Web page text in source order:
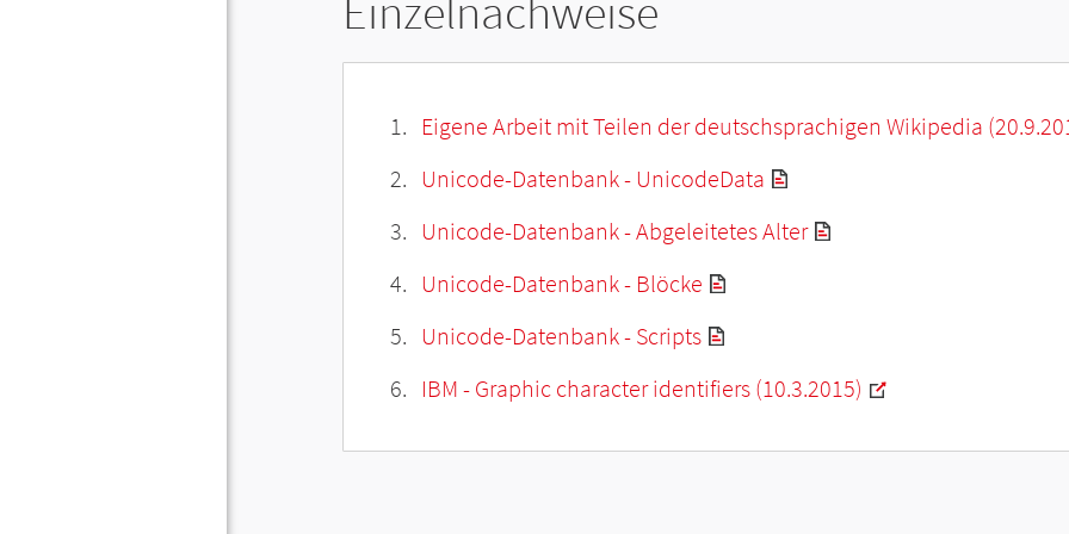
Einzelnachweise
Eigene Arbeit mit Teilen der deutschsprachigen Wikipedia
Unicode-Datenbank - UnicodeData
Unicode-Datenbank - Abgeleitetes Alter
Unicode-Datenbank - Blöcke
Unicode-Datenbank - Scripts
IBM - Graphic character identifiers (10.3.2015)